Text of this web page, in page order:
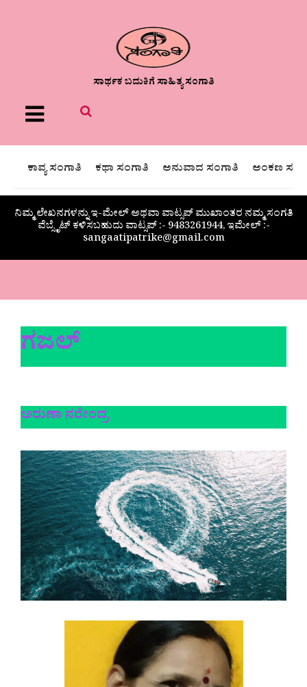
ಸಾರ್ಥಕ ಬದುಕಿಗೆ ಸಾಹಿತ್ಯ ಸಂಗಾತಿ
Menu
ಕಾವ್ಯ ಸಂಗಾತಿ ಕಥಾ ಸಂಗಾತಿ ಅನುವಾದ ಸಂಗಾತಿ ಅಂಕಣ
ನಿಮ್ಮ ಲೇಖನಗಳನ್ನು ಇ-ಮೇಲ್ ಅಥವಾ ವಾಟ್ಸಪ್ ಮುಖಾಂತರ ನಮ್ಮ ಸಂಗತಿ
ವೆಬ್ಸೈಟ್ ಕಳಿಸಬಹುದು ವಾಟ್ಸಪ್‌ :- 9483261944, ಇಮೇಲ್ :-
sangaatipatrike@gmail.com
ಗಜಲ್
ಅರುಣಾ ನರೇಂದ್ರ